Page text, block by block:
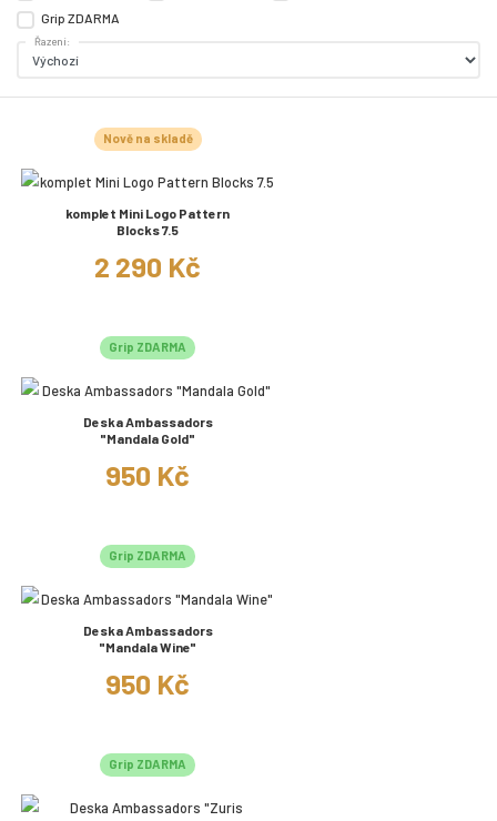
Grip ZDARMA
Řazení:
Nově na skladě
komplet Mini Logo Pattern
Blocks 7.5
2 290 Kč
Grip ZDARMA
Deska Ambassadors
"Mandala Gold"
950 Kč
Grip ZDARMA
Deska Ambassadors
"Mandala Wine"
950 Kč
Grip ZDARMA